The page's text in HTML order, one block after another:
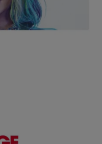
France et poursuit
pop-é